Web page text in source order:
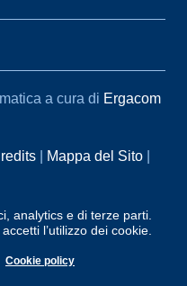
analytics e di terze parti.
l’utilizzo dei cookie.
Cookie policy
a cura di Ergacom
Mappa del Sito
Dichiarazione di